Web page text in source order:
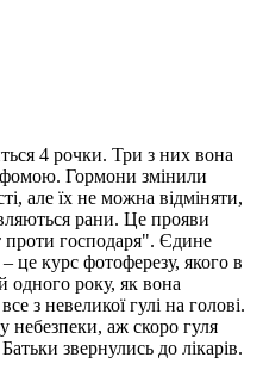
4 рочки. Три з них вона
Гормони змінили
але їх не можна відміняти,
рани. Це прояви
проти господаря". Єдине
це курс фотоферезу, якого в
одного року, як вона
з невеликої гулі на голові.
небезпеки, аж скоро гуля
звернулись до лікарів.